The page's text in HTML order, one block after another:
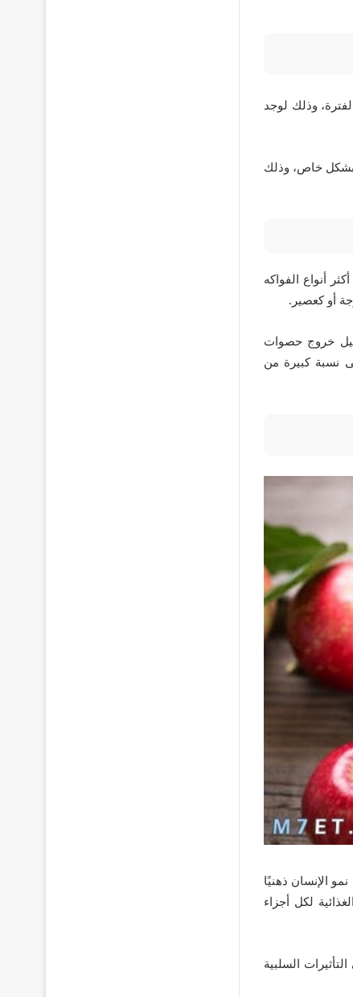
وذلك لوجد
بشكل خاص، وذلك
أنواع الفواكه
أو كعصير.
خروج حصوات
نسبة كبيرة من
الإنسان ذهنيًا
لكل أجزاء
السلبية